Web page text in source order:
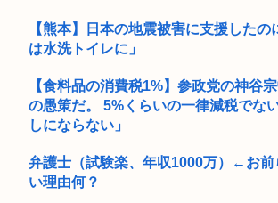
(っ´ω`c)幻想水滸伝STAR LEAPがついに明
デリヘル呼んでユーミン来たらどうすんの？
【熊本】日本の地震被害に支援したの
は水洗トイレに」
【食料品の消費税1%】参政党の神谷
の愚策だ。 5%くらいの一律減税でな
しにならない」
弁護士（試験楽、年収1000万）←お前
い理由何？